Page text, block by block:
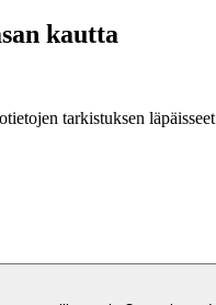
kautta
tarkistuksen läpäisseet